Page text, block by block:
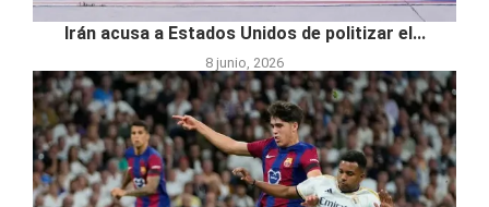
Irán acusa a Estados Unidos de politizar el...
8 junio, 2026